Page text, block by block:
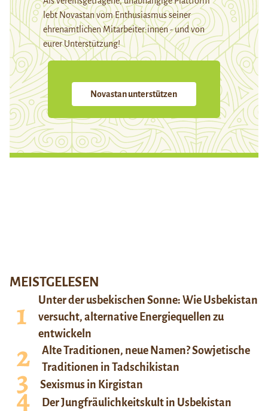
lebt Novastan vom Enthusiasmus seiner
ehrenamtlichen Mitarbeiter:innen - und von
eurer Unterstützung!
Novastan unterstützen
MEISTGELESEN
Unter der usbekischen Sonne: Wie Usbekistan
versucht, alternative Energiequellen zu
entwickeln
Alte Traditionen, neue Namen? Sowjetische
Traditionen in Tadschikistan
Sexismus in Kirgistan
Der Jungfräulichkeitskult in Usbekistan